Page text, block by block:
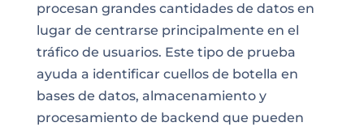
procesan grandes cantidades de datos en
lugar de centrarse principalmente en el
tráfico de usuarios. Este tipo de prueba
ayuda a identificar cuellos de botella en
bases de datos, almacenamiento y
procesamiento de backend que pueden